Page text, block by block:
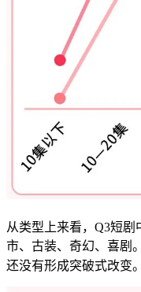
从类型上来看， Q3短剧
市、古装、奇幻、喜剧。
还没有形成突破式改变。